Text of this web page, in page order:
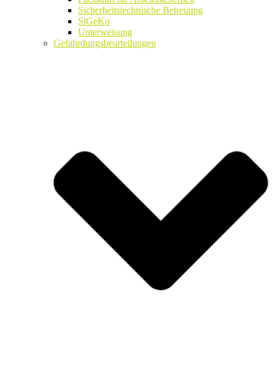
Sicherheitstechnische Betreuung
SiGeKo
Unterweisung
Gefährdungsbeurteilungen